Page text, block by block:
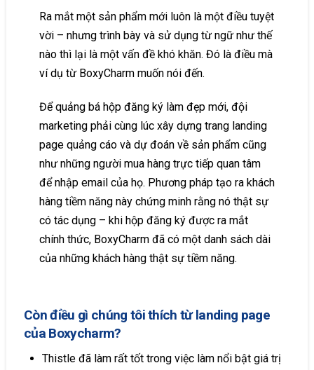
Ra mắt một sản phẩm mới luôn là một điều tuyệt
vời – nhưng trình bày và sử dụng từ ngữ như thế
nào thì lại là một vấn đề khó khăn. Đó là điều mà
ví dụ từ BoxyCharm muốn nói đến.
Để quảng bá hộp đăng ký làm đẹp mới, đội
marketing phải cùng lúc xây dựng trang landing
page quảng cáo và dự đoán về sản phẩm cũng
như những người mua hàng trực tiếp quan tâm
để nhập email của họ. Phương pháp tạo ra khách
hàng tiềm năng này chứng minh rằng nó thật sự
có tác dụng – khi hộp đăng ký được ra mắt
chính thức, BoxyCharm đã có một danh sách dài
của những khách hàng thật sự tiềm năng.
Còn điều gì chúng tôi thích từ landing page
của Boxycharm?
Thistle đã làm rất tốt trong việc làm nổi bật giá trị